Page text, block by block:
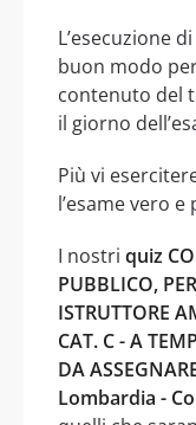
L’esecuzione
buon modo
contenuto del
il giorno
Più vi
l’esame vero
I nostri quiz
PUBBLICO,
ISTRUTTORE
CAT. C - A
DA
Lombardia -